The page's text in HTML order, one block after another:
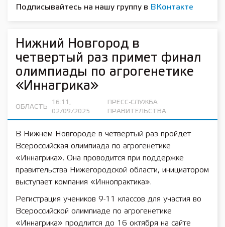
Подписывайтесь на нашу группу в ВКонтакте
Нижний Новгород в
четвертый раз примет финал
олимпиады по агрогенетике
«Иннагрика»
ОБЛАСТЬ
16:11,
02/09/2025
ПРЕСС-СЛУЖБА
ПРАВИТЕЛЬСТВА
В Нижнем Новгороде в четвертый раз пройдет
Всероссийская олимпиада по агрогенетике
«Иннагрика». Она проводится при поддержке
правительства Нижегородской области, инициатором
выступает компания «Иннопрактика».
Регистрация учеников 9-11 классов для участия во
Всероссийской олимпиаде по агрогенетике
«Иннагрика» продлится до 16 октября на сайте